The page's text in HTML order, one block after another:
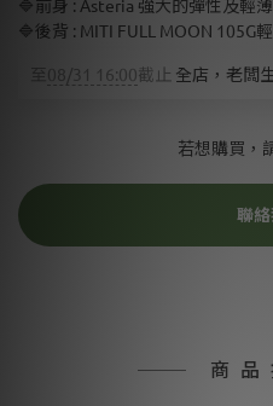
🔷前身 : Asteria 強大的彈性及輕
🔷後背 : MITI FULL MOON 105G
08/31 16:00截止 全店，老闆
若想購買，
聯絡
商品